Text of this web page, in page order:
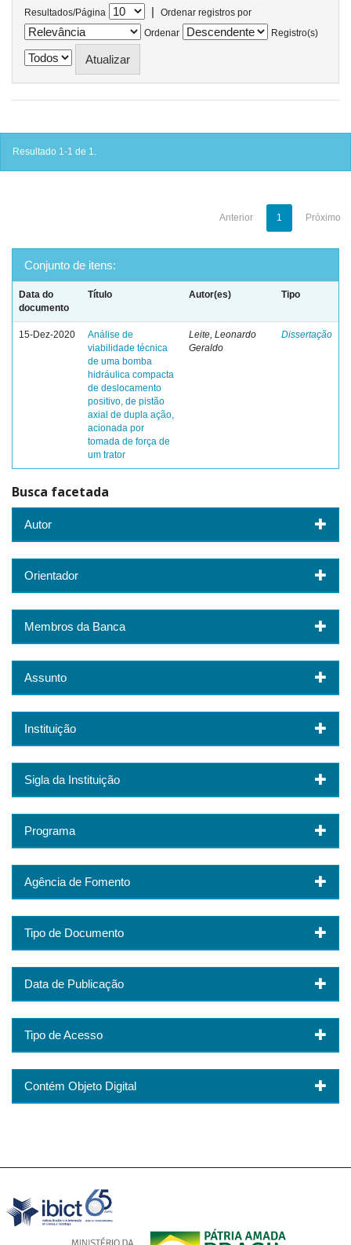
Resultados/Página |
Ordenar registros por
Ordenar
Registro(s)
Resultado 1-1 de 1.
Anterior 1 Próximo
Conjunto de itens:
Data do
documento
Título Autor(es) Tipo
15-Dez-2020
Análise de
viabilidade técnica
de uma bomba
hidráulica compacta
de deslocamento
positivo, de pistão
axial de dupla ação,
acionada por
tomada de força de
um trator
Leite, Leonardo
Geraldo
Dissertação
Busca facetada
Autor
Orientador
Membros da Banca
Assunto
Instituição
Sigla da Instituição
Programa
Agência de Fomento
Tipo de Documento
Data de Publicação
Tipo de Acesso
Contém Objeto Digital